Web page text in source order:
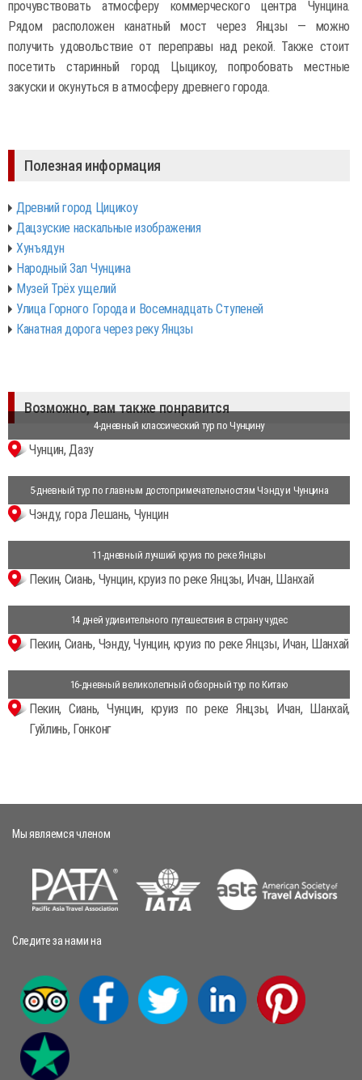
прочувствовать атмосферу коммерческого центра Чунцина.
Рядом расположен канатный мост через Янцзы — можно
получить удовольствие от переправы над рекой. Также стоит
посетить старинный город Цыцикоу, попробовать местные
закуски и окунуться в атмосферу древнего города.
Полезная информация
Древний город Цицикоу
Дацзуские наскальные изображения
Хунъядун
Народный Зал Чунцина
Музей Трёх ущелий
Улица Горного Города и Восемнадцать Ступеней
Канатная дорога через реку Янцзы
Возможно, вам также понравится
4-дневный классический тур по Чунцину
Чунцин, Дазу
5-дневный тур по главным достопримечательностям Чэнду и Чунцина
Чэнду, гора Лешань, Чунцин
11-дневный лучший круиз по реке Янцзы
Пекин, Сиань, Чунцин, круиз по реке Янцзы, Ичан, Шанхай
14 дней удивительного путешествия в страну чудес
Пекин, Сиань, Чэнду, Чунцин, круиз по реке Янцзы, Ичан, Шанхай
16-дневный великолепный обзорный тур по Китаю
Пекин, Сиань, Чунцин, круиз по реке Янцзы, Ичан, Шанхай,
Гуйлинь, Гонконг
Мы являемся членом
Следите за нами на